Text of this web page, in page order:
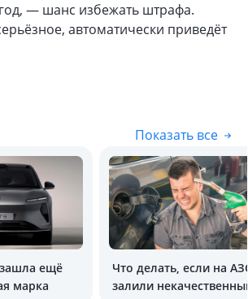
— шанс избежать штрафа.
автоматически приведёт
Показать все
ещё
марка
Что делать, если на АЗС
залили некачественный